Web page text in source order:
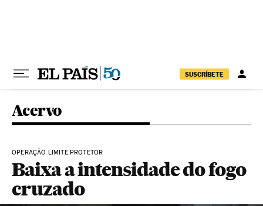
SUSCRÍBETE
Acervo
OPERAÇÃO LIMITE PROTETOR
Baixa a intensidade do fogo
cruzado